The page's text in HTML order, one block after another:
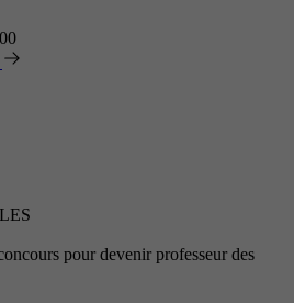
pour devenir professeur des